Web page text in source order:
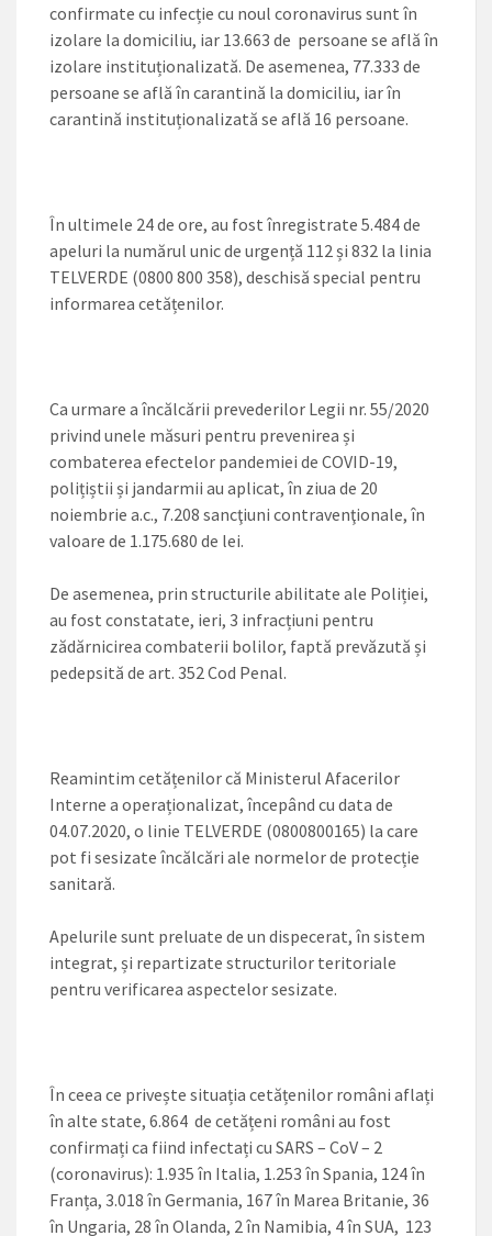
confirmate cu infecție cu noul coronavirus sunt în
izolare la domiciliu, iar 13.663 de persoane se află în
izolare instituționalizată. De asemenea, 77.333 de
persoane se află în carantină la domiciliu, iar în
carantină instituționalizată se află 16 persoane.
În ultimele 24 de ore, au fost înregistrate 5.484 de
apeluri la numărul unic de urgență 112 și 832 la linia
TELVERDE (0800 800 358), deschisă special pentru
informarea cetățenilor.
Ca urmare a încălcării prevederilor Legii nr. 55/2020
privind unele măsuri pentru prevenirea și
combaterea efectelor pandemiei de COVID-19,
polițiștii și jandarmii au aplicat, în ziua de 20
noiembrie a.c., 7.208 sancţiuni contravenţionale, în
valoare de 1.175.680 de lei.
De asemenea, prin structurile abilitate ale Poliției,
au fost constatate, ieri, 3 infracțiuni pentru
zădărnicirea combaterii bolilor, faptă prevăzută și
pedepsită de art. 352 Cod Penal.
Reamintim cetățenilor că Ministerul Afacerilor
Interne a operaționalizat, începând cu data de
04.07.2020, o linie TELVERDE (0800800165) la care
pot fi sesizate încălcări ale normelor de protecție
sanitară.
Apelurile sunt preluate de un dispecerat, în sistem
integrat, și repartizate structurilor teritoriale
pentru verificarea aspectelor sesizate.
În ceea ce privește situația cetățenilor români aflați
în alte state, 6.864 de cetățeni români au fost
confirmați ca fiind infectați cu SARS – CoV – 2
(coronavirus): 1.935 în Italia, 1.253 în Spania, 124 în
Franța, 3.018 în Germania, 167 în Marea Britanie, 36
în Ungaria, 28 în Olanda, 2 în Namibia, 4 în SUA, 123